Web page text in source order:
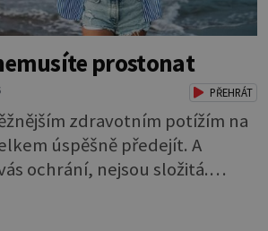
prostonat
PŘEHRÁT
zdravotním potížím na
úspěšně předejít. A
ochrání, nejsou složitá.
většinu cestovatelských
fekální bakterie. Do kuchyně